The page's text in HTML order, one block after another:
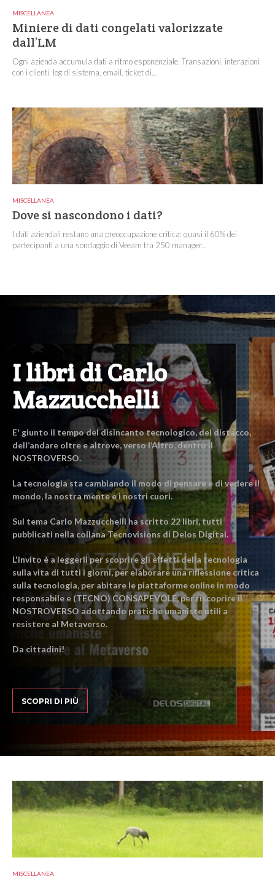
MISCELLANEA
Miniere di dati congelati valorizzate
dall’LM
Ogni azienda accumula dati a ritmo esponenziale. Transazioni, interazioni
con i clienti, log di sistema, email, ticket di...
MISCELLANEA
Dove si nascondono i dati?
I dati aziendali restano una preoccupazione critica: quasi il 60% dei
partecipanti a una sondaggio di Veeam tra 250 manager...
I libri di Carlo
Mazzucchelli
E' giunto il tempo del disincanto tecnologico, del distacco,
dell’andare oltre e altrove, verso l’Altro, dentro il
NOSTROVERSO.
La tecnologia sta cambiando il modo di pensare e di vedere il
mondo, la nostra mente e i nostri cuori.
Sul tema Carlo Mazzucchelli ha scritto 22 libri, tutti
pubblicati nella collana Tecnovisions di Delos Digital.
L'invito è a leggerli per scoprire gli effetti della tecnologia
sulla vita di tutti i giorni, per elaborare una riflessione critica
sulla tecnologia, per abitare le piattaforme online in modo
responsabile e (TECNO) CONSAPEVOLE, per riscoprire il
NOSTROVERSO adottando pratiche umaniste utili a
resistere al Metaverso.
Da cittadini!
SCOPRI DI PIÙ
MISCELLANEA